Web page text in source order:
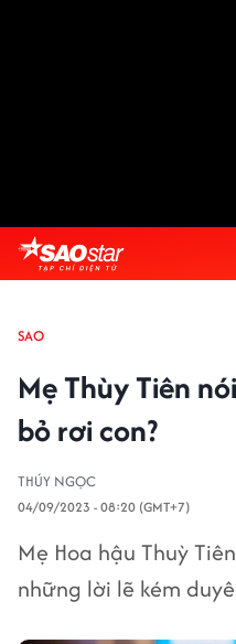
SAO
Mẹ Thùy Tiên
bỏ rơi con?
THÚY NGỌC
04/09/2023 - 08:20 (GMT+7)
Mẹ Hoa hậu Thuỳ
những lời lẽ kém